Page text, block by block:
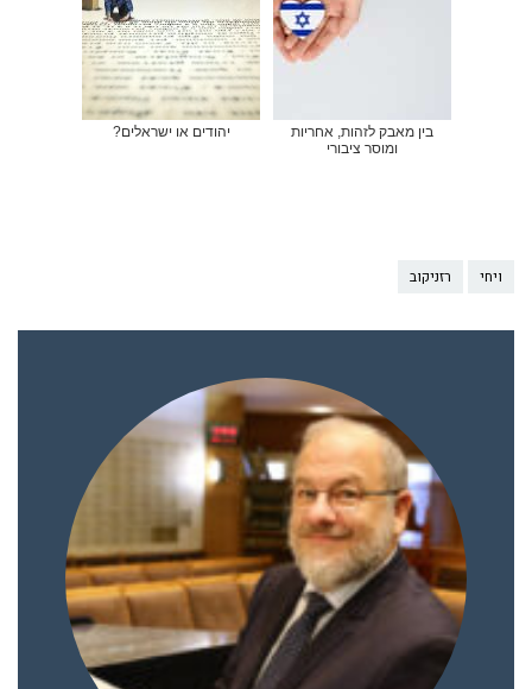
בין מאבק לזהות, אחריות
ומוסר ציבורי
יהודים או ישראלים?
ויחי רזניקוב